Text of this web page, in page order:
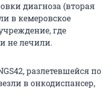
диагноза (вторая
в кемеровское
где
не лечили.
разлетевшейся по
в онкодиспансер,